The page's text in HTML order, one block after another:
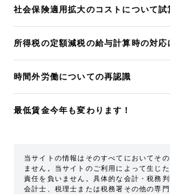
社会保険適用拡大のコストについて試
所得税の定額減税の給与計算時の対応
時間外労働についての再認識
最低賃金今年も変わります！
当サイトの情報はそのすべてにおいてそ
ません。当サイトのご利用によって生じ
責任を負いません。具体的な会計・税務
会計士、税理士または税務署その他の専